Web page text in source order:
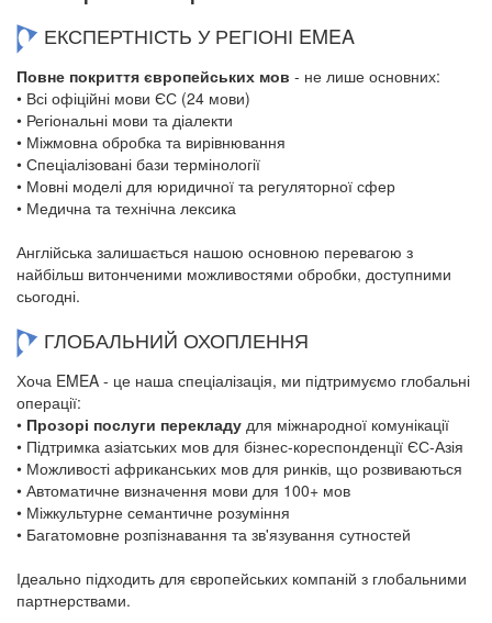
ЕКСПЕРТНІСТЬ У РЕГІОНІ EMEA
Повне покриття європейських мов - не лише основних:
• Всі офіційні мови ЄС (24 мови)
• Регіональні мови та діалекти
• Міжмовна обробка та вирівнювання
• Спеціалізовані бази термінології
• Мовні моделі для юридичної та регуляторної сфер
• Медична та технічна лексика
Англійська залишається нашою основною перевагою з
найбільш витонченими можливостями обробки, доступними
сьогодні.
ГЛОБАЛЬНИЙ ОХОПЛЕННЯ
Хоча EMEA - це наша спеціалізація, ми підтримуємо глобальні
операції:
• Прозорі послуги перекладу для міжнародної комунікації
• Підтримка азіатських мов для бізнес-кореспонденції ЄС-Азія
• Можливості африканських мов для ринків, що розвиваються
• Автоматичне визначення мови для 100+ мов
• Міжкультурне семантичне розуміння
• Багатомовне розпізнавання та зв'язування сутностей
Ідеально підходить для європейських компаній з глобальними
партнерствами.